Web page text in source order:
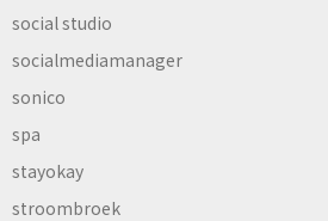
social studio
socialmediamanager
sonico
spa
stayokay
stroombroek